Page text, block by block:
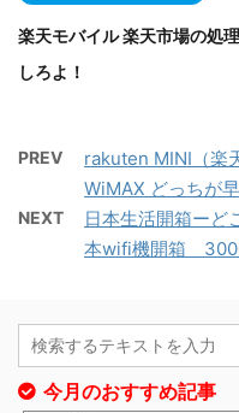
楽天モバイル 楽天市場の処
しろよ！
PREV
rakuten MINI（楽
WiMAX どっちが
NEXT
日本生活開箱ー
本wifi機開箱
今月のおすすめ記事